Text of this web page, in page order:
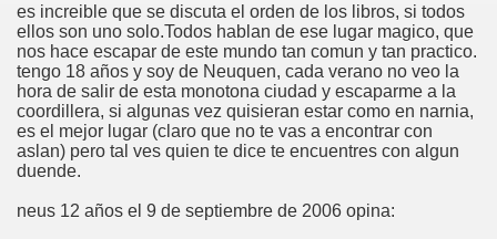
es increible que se discuta el orden de los libros, si todos
ellos son uno solo.Todos hablan de ese lugar magico, que
nos hace escapar de este mundo tan comun y tan practico.
tengo 18 años y soy de Neuquen, cada verano no veo la
hora de salir de esta monotona ciudad y escaparme a la
coordillera, si algunas vez quisieran estar como en narnia,
es el mejor lugar (claro que no te vas a encontrar con
aslan) pero tal ves quien te dice te encuentres con algun
duende.
neus 12 años el 9 de septiembre de 2006 opina: